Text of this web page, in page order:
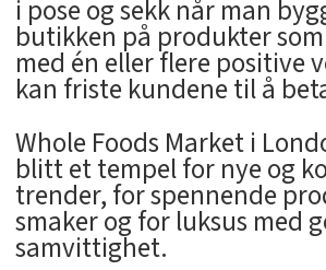
i pose og sekk når man
butikken på produkter
med én eller flere positive
kan friste kundene til å
Whole Foods Market i
blitt et tempel for nye og
trender, for spennende
smaker og for luksus med
samvittighet.